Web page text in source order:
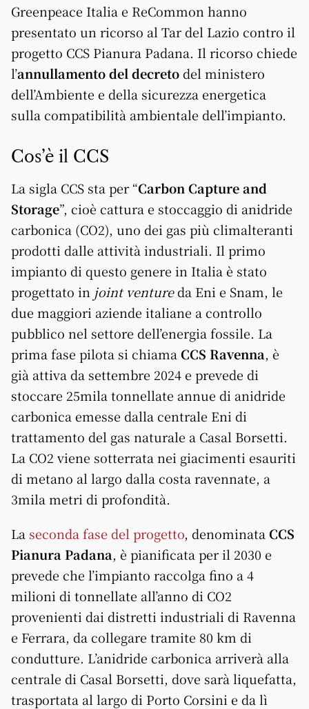
Greenpeace Italia e ReCommon hanno
presentato un ricorso al Tar del Lazio contro il
progetto CCS Pianura Padana. Il ricorso chiede
l’annullamento del decretodel ministero
dell’Ambiente e della sicurezza energetica
sulla compatibilità ambientale dell’impianto.
Cos’è il CCS
La sigla CCS sta per “Carbon Capture and
Storage”, cioè cattura e stoccaggio di anidride
carbonica (CO2), uno dei gas più climalteranti
prodotti dalle attività industriali. Il primo
impianto di questo genere in Italia è stato
progettato in joint ventureda Eni e Snam, le
due maggiori aziende italiane a controllo
pubblico nel settore dell’energia fossile. La
prima fase pilota si chiama CCS Ravenna, è
già attiva da settembre 2024 e prevede di
stoccare 25mila tonnellate annue di anidride
carbonica emesse dalla centrale Eni di
trattamento del gas naturale a Casal Borsetti.
La CO2 viene sotterrata nei giacimenti esauriti
di metano al largo dalla costa ravennate, a
3mila metri di profondità.
La seconda fase del progetto, denominata CCS
Pianura Padana, è pianificata per il 2030 e
prevede che l’impianto raccolga fino a 4
milioni di tonnellate all’anno di CO2
provenienti dai distretti industriali di Ravenna
e Ferrara, da collegare tramite 80 km di
condutture. L’anidride carbonica arriverà alla
centrale di Casal Borsetti, dove sarà liquefatta,
trasportata al largo di Porto Corsini e da lì